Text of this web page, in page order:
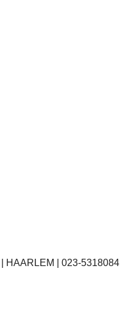
HAARLEM | 023-5318084